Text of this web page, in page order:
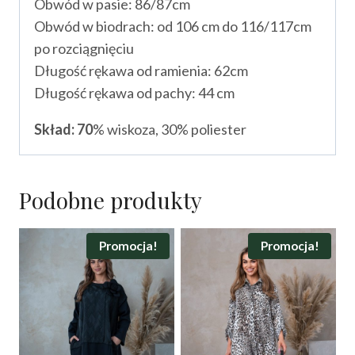
Obwód w pasie: 86/87cm
Obwód w biodrach: od 106 cm do 116/117cm
po rozciągnięciu
Długość rękawa od ramienia: 62cm
Długość rękawa od pachy: 44 cm
Skład: 70% wiskoza, 30% poliester
Podobne produkty
Promocja! Promocja!